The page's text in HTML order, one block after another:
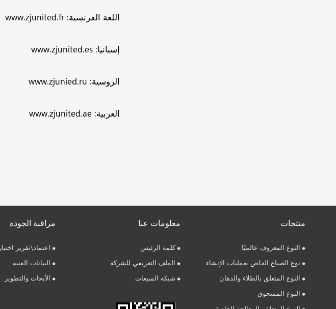
اللغة الفرنسية: www.zjunited.fr
إسبانيا: www.zjunited.es
الروسية: www.zjunied.ru
العربية: www.zjunited.ae
منتجات
النوع المعروف عالميًا
نوع الصباغ الخاص بعمليات الإنشاء
النوع المتعلق بالطلاء والدهان
النوع المسحوق
معلومات عنا
كلمة الرئيس
الملف التعريفي للشركة
شبكة المبيعات
مراقبة الجودة
اعتماد\تقرير اختبار
البيانات الفنية
الأبحاث والتطوير